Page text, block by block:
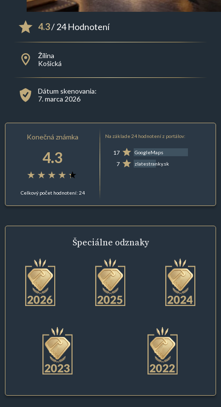
4.3/ 24 Hodnotení
Žilina
Košická
Dátum skenovania:
7. marca 2026
Konečná známka
4.3
Celkový počet hodnotení: 24
Na základe 24 hodnotení z portálov:
17 GoogleMaps
7 zlatestranky.sk
Špeciálne odznaky